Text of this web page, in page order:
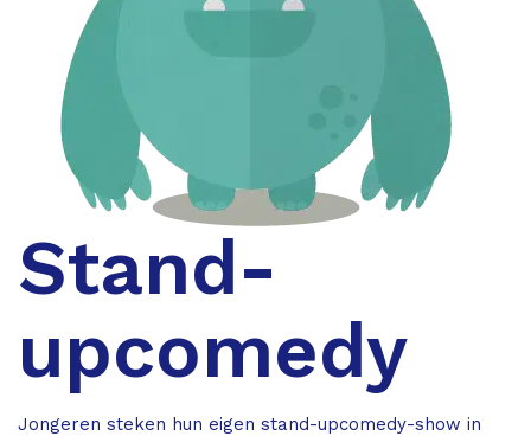
Stand-
upcomedy
Jongeren steken hun eigen stand-upcomedy-show in